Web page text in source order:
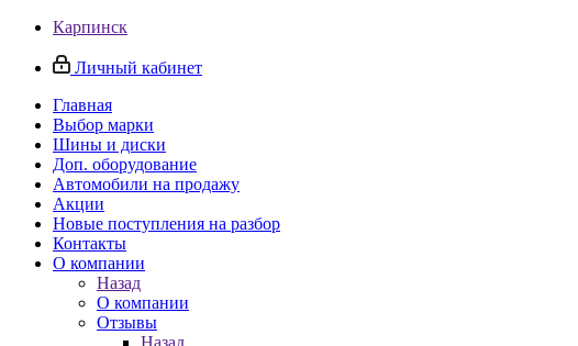
Карпинск
Личный кабинет
Главная
Выбор марки
Шины и диски
Доп. оборудование
Автомобили на продажу
Акции
Новые поступления на разбор
Контакты
О компании
Назад
О компании
Отзывы
Назад